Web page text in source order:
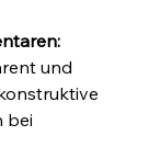
und
bei